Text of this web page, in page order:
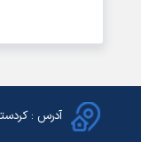
آدرس :